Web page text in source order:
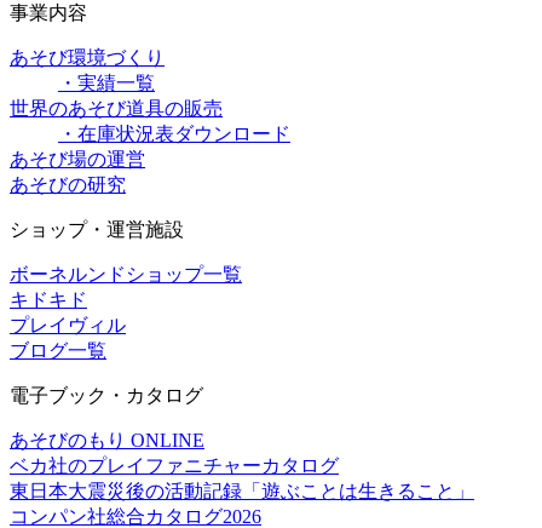
事業内容
あそび環境づくり
・実績一覧
世界のあそび道具の販売
・在庫状況表ダウンロード
あそび場の運営
あそびの研究
ショップ・運営施設
ボーネルンドショップ一覧
キドキド
プレイヴィル
ブログ一覧
電子ブック・カタログ
あそびのもり ONLINE
ベカ社のプレイファニチャーカタログ
東日本大震災後の活動記録「遊ぶことは生きること」
コンパン社総合カタログ2026